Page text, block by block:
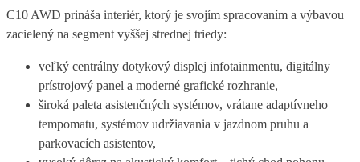
C10 AWD prináša interiér, ktorý je svojím spracovaním a výbavou
zacielený na segment vyššej strednej triedy:
veľký centrálny dotykový displej infotainmentu, digitálny
prístrojový panel a moderné grafické rozhranie,
široká paleta asistenčných systémov, vrátane adaptívneho
tempomatu, systémov udržiavania v jazdnom pruhu a
parkovacích asistentov,